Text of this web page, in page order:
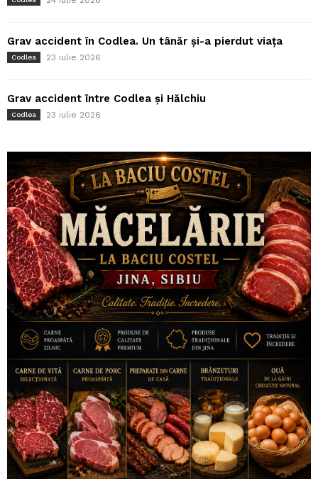
Grav accident în Codlea. Un tânăr și-a pierdut viața
Codlea 23 iulie 2026
Grav accident între Codlea și Hălchiu
Codlea 23 iulie 2026